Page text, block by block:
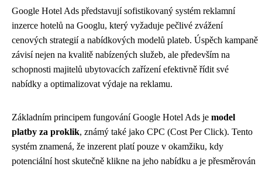
Google Hotel Ads představují sofistikovaný systém reklamní
inzerce hotelů na Googlu, který vyžaduje pečlivé zvážení
cenových strategií a nabídkových modelů plateb. Úspěch kampaně
závisí nejen na kvalitě nabízených služeb, ale především na
schopnosti majitelů ubytovacích zařízení efektivně řídit své
nabídky a optimalizovat výdaje na reklamu.
Základním principem fungování Google Hotel Ads je model
platby za proklik, známý také jako CPC (Cost Per Click). Tento
systém znamená, že inzerent platí pouze v okamžiku, kdy
potenciální host skutečně klikne na jeho nabídku a je přesměrován